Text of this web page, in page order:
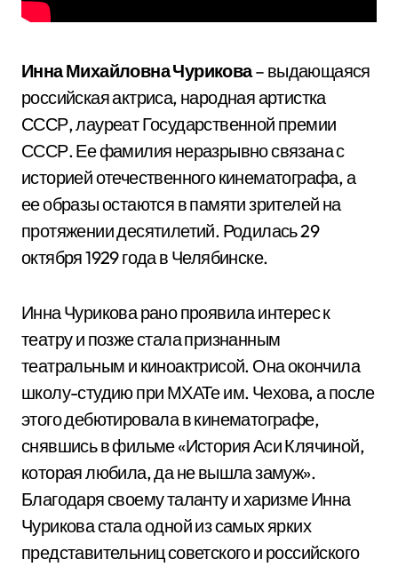
Инна Михайловна Чурикова– выдающаяся
российская актриса, народная артистка
СССР, лауреат Государственной премии
СССР. Ее фамилия неразрывно связана с
историей отечественного кинематографа, а
ее образы остаются в памяти зрителей на
протяжении десятилетий. Родилась 29
октября 1929 года в Челябинске.
Инна Чурикова рано проявила интерес к
театру и позже стала признанным
театральным и киноактрисой. Она окончила
школу-студию при МХАТе им. Чехова, а после
этого дебютировала в кинематографе,
снявшись в фильме «История Аси Клячиной,
которая любила, да не вышла замуж».
Благодаря своему таланту и харизме Инна
Чурикова стала одной из самых ярких
представительниц советского и российского